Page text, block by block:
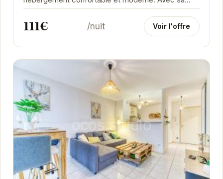
climatisation, sa grande TV et sa proximité avec
les...
111€ /nuit Voir l'offre